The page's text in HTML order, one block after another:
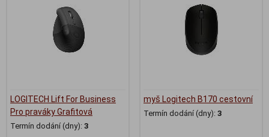
LOGITECH Lift For Business
Pro praváky Grafitová
Termín dodání (dny): 3
myš Logitech B170 cestovní
Termín dodání (dny): 3